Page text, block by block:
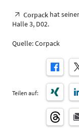
Corpackhat
Halle 3, D02.
Quelle: Corpack
Teilen auf: